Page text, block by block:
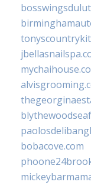
bobacove.com